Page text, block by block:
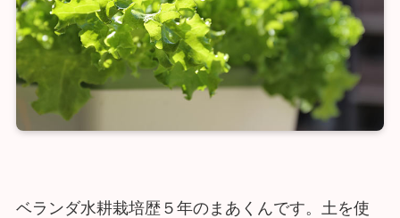
ベランダ水耕栽培歴５年のまあくんです。土を使